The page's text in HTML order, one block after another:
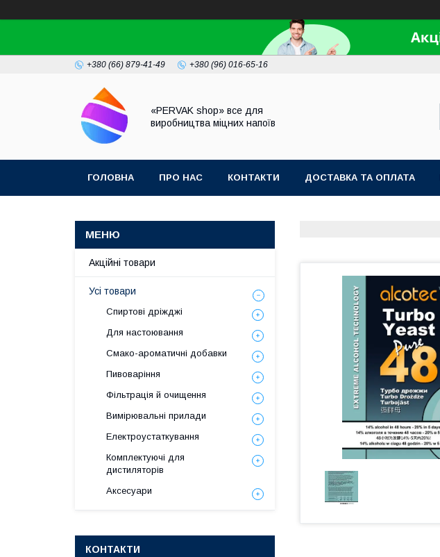
+380 (66) 879-41-49 +380 (96) 016-65-16
«PERVAK shop» все для
виробництва міцних напоїв
ГОЛОВНА ПРО НАС КОНТАКТИ ДОСТАВКА ТА ОПЛАТА
Акційні товари
Усі товари
Спиртові дріжджі
Для настоювання
Смако-ароматичні добавки
Пивоваріння
Фільтрація й очищення
Вимірювальні прилади
Електроустаткування
Комплектуючі для
дистиляторів
Аксесуари
КОНТАКТИ